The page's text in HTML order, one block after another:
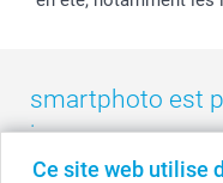
Ce site web utilise
smartphoto est
:
België - Belgique -